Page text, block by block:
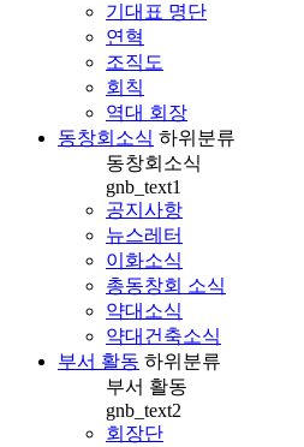
기대표 명단
연혁
조직도
회칙
역대 회장
동창회소식 하위분류
동창회소식
gnb_text1
공지사항
뉴스레터
이화소식
총동창회 소식
약대소식
약대건축소식
부서 활동 하위분류
부서 활동
gnb_text2
회장단